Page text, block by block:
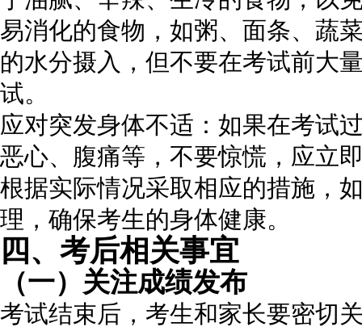
易消化的食物，如粥、面条、蔬
的水分摄入，但不要在考试前大
试。
应对突发身体不适：如果在考试
恶心、腹痛等，不要惊慌，应立
根据实际情况采取相应的措施，
理，确保考生的身体健康。
四、考后相关事宜
（一）关注成绩发布
考试结束后，考生和家长要密切